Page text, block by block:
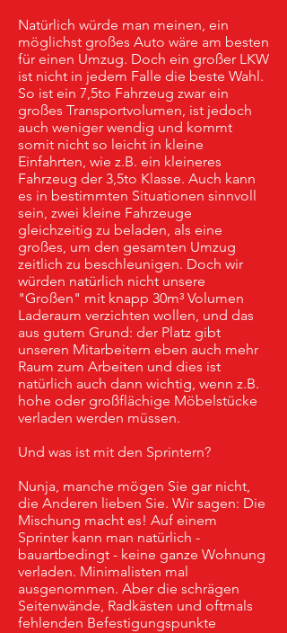
Natürlich würde man meinen, ein
möglichst großes Auto wäre am besten
für einen Umzug. Doch ein großer LKW
ist nicht in jedem Falle die beste Wahl.
So ist ein 7,5to Fahrzeug zwar ein
großes Transportvolumen, ist jedoch
auch weniger wendig und kommt
somit nicht so leicht in kleine
Einfahrten, wie z.B. ein kleineres
Fahrzeug der 3,5to Klasse. Auch kann
es in bestimmten Situationen sinnvoll
sein, zwei kleine Fahrzeuge
gleichzeitig zu beladen, als eine
großes, um den gesamten Umzug
zeitlich zu beschleunigen. Doch wir
würden natürlich nicht unsere
"Großen" mit knapp 30m³ Volumen
Laderaum verzichten wollen, und das
aus gutem Grund: der Platz gibt
unseren Mitarbeitern eben auch mehr
Raum zum Arbeiten und dies ist
natürlich auch dann wichtig, wenn z.B.
hohe oder großflächige Möbelstücke
verladen werden müssen.
Und was ist mit den Sprintern?
Nunja, manche mögen Sie gar nicht,
die Anderen lieben Sie. Wir sagen: Die
Mischung macht es! Auf einem
Sprinter kann man natürlich -
bauartbedingt - keine ganze Wohnung
verladen. Minimalisten mal
ausgenommen. Aber die schrägen
Seitenwände, Radkästen und oftmals
fehlenden Befestigungspunkte